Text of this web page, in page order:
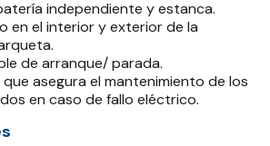
independiente y estanca.
en el interior y exterior de la
de arranque/ parada.
asegura el mantenimiento de los
en caso de fallo eléctrico.